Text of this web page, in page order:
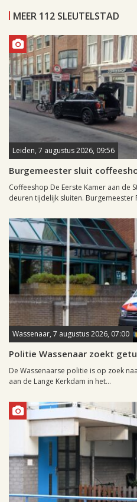
MEER 112 SLEUTELSTAD
Leiden, 7 augustus 2026, 09:56
Burgemeester sluit
Coffeeshop De Eerste Kamer aan de
deuren tijdelijk sluiten. Burgemeester
Wassenaar, 7 augustus 2026, 07:00
Politie Wassenaar zoekt
De Wassenaarse politie is op zoek
aan de Lange Kerkdam in het...